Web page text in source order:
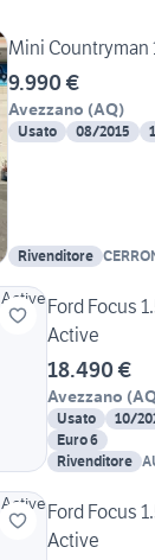
Mini Countryman
9.990 €
Avezzano (AQ)
Usato 08/2015
Rivenditore
Ford Focus
Active
18.490 €
Avezzano (
Usato 10/
Euro 6
Rivenditore
Ford Focus
Active